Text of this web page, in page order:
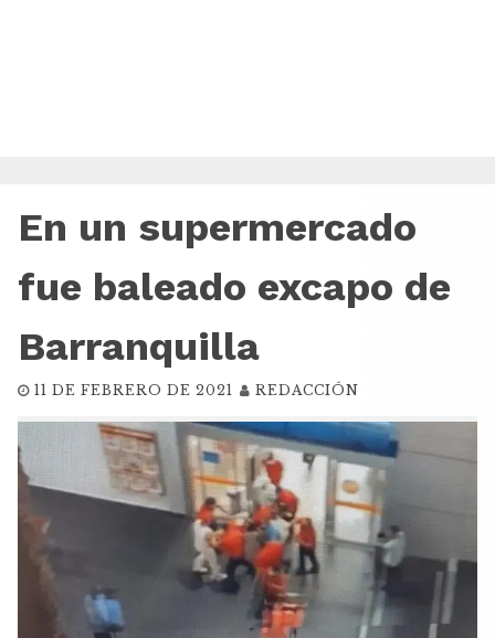
En un supermercado
fue baleado excapo de
Barranquilla
11 DE FEBRERO DE 2021 REDACCIÓN